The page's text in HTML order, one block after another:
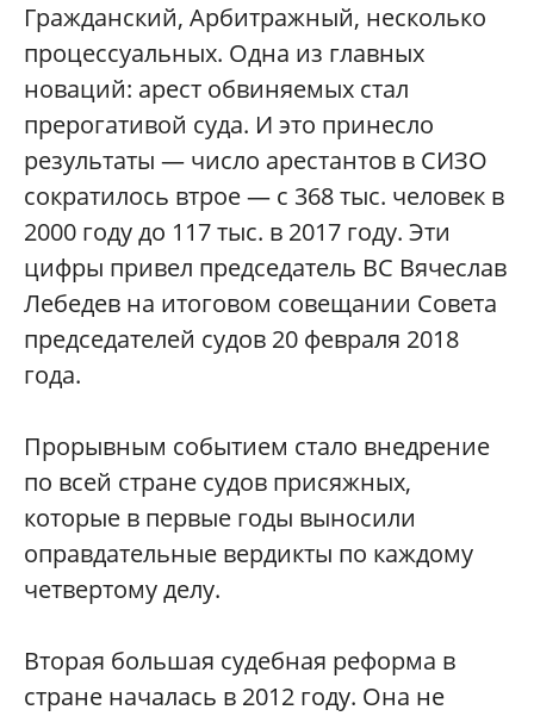
Гражданский, Арбитражный, несколько
процессуальных. Одна из главных
новаций: арест обвиняемых стал
прерогативой суда. И это принесло
результаты — число арестантов в СИЗО
сократилось втрое — с 368 тыс. человек в
2000 году до 117 тыс. в 2017 году. Эти
цифры привел председатель ВС Вячеслав
Лебедев на итоговом совещании Совета
председателей судов 20 февраля 2018
года.
Прорывным событием стало внедрение
по всей стране судов присяжных,
которые в первые годы выносили
оправдательные вердикты по каждому
четвертому делу.
Вторая большая судебная реформа в
стране началась в 2012 году. Она не